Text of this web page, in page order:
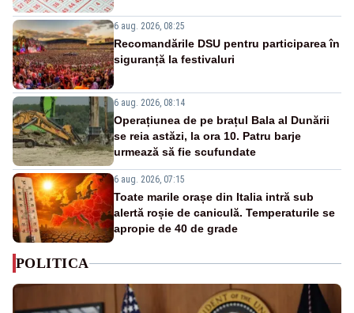
6 aug. 2026, 08:25
Recomandările DSU pentru participarea în
siguranță la festivaluri
6 aug. 2026, 08:14
Operațiunea de pe brațul Bala al Dunării
se reia astăzi, la ora 10. Patru barje
urmează să fie scufundate
6 aug. 2026, 07:15
Toate marile orașe din Italia intră sub
alertă roșie de caniculă. Temperaturile se
apropie de 40 de grade
POLITICA